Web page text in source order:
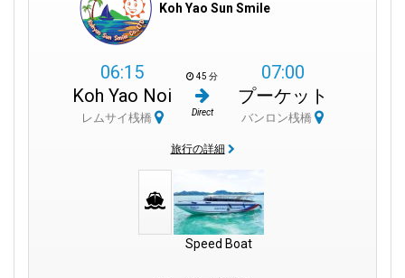
Koh Yao Sun Smile
06:15
Koh Yao Noi
レムサイ桟橋
45 分
Direct
07:00
プーケット
バンロン桟橋
旅行の詳細
Speed Boat